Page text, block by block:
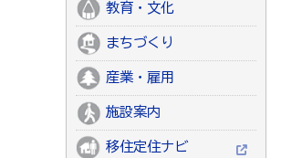
教育・文化
まちづくり
産業・雇用
施設案内
移住定住ナビ